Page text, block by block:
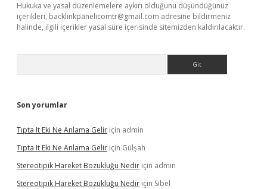
Hukuka ve yasal düzenlemelere aykırı olduğunu düşündüğünüz
içerikleri, backlinkpanelicomtr@gmail.com adresine bildirmeniz
halinde, ilgili içerikler yasal süre içerisinde sitemizden kaldırılacaktır.
Son yorumlar
Tıpta It Eki Ne Anlama Gelir için admin
Tıpta It Eki Ne Anlama Gelir için Gülşah
Stereotipik Hareket Bozukluğu Nedir için admin
Stereotipik Hareket Bozukluğu Nedir için Sibel